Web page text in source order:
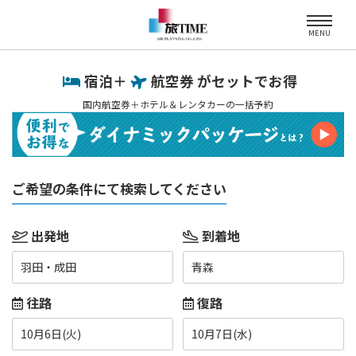
MENU
宿泊＋ 航空券 がセットでお得
国内航空券＋ホテル＆レンタカーの一括予約
ご希望の条件にて検索してください
出発地
羽田・成田
到着地
青森
往路
10月6日(火)
復路
10月7日(水)